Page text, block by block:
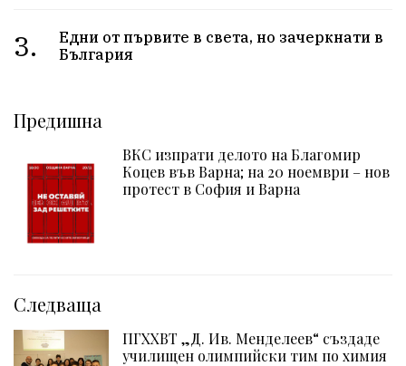
3.
Едни от първите в света, но зачеркнати в
България
Предишна
ВКС изпрати делото на Благомир
Коцев във Варна; на 20 ноември – нов
протест в София и Варна
Следваща
ПГХХВТ „Д. Ив. Менделеев“ създаде
училищен олимпийски тим по химия